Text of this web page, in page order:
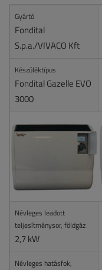
Gyártó
Fondital
S.p.a./VIVACO Kft
Készüléktípus
Fondital Gazelle EVO
3000
Névleges leadott
teljesítménysor, földgáz
2,7 kW
Névleges hatásfok,